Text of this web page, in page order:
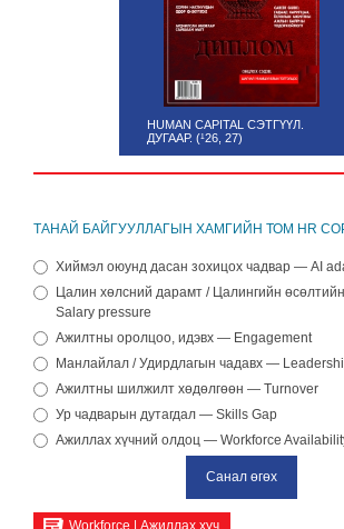
HUMAN CAPITAL СЭТГҮҮЛ.
ДУГААР. (¹26, 27)
HR PLUS | НЭВТРЭХ ЭРХ
90001075
ТАНАЙ БАЙГУУЛЛАГЫН ХАМГИЙН ТОМ HR
Хиймэл оюунд дасан зохицох чадвар — AI
Цалин хөлсний дарамт / Цалингийн
Salary pressure
Ажилтны оролцоо, идэвх — Engagement
Манлайлал / Удирдлагын чадавх —
Ажилтны шилжилт хөдөлгөөн — Turnover
Ур чадварын дутагдал — Skills Gap
Ажиллах хүчний олдоц — Workforce
Workforce | Ажиллах хүч